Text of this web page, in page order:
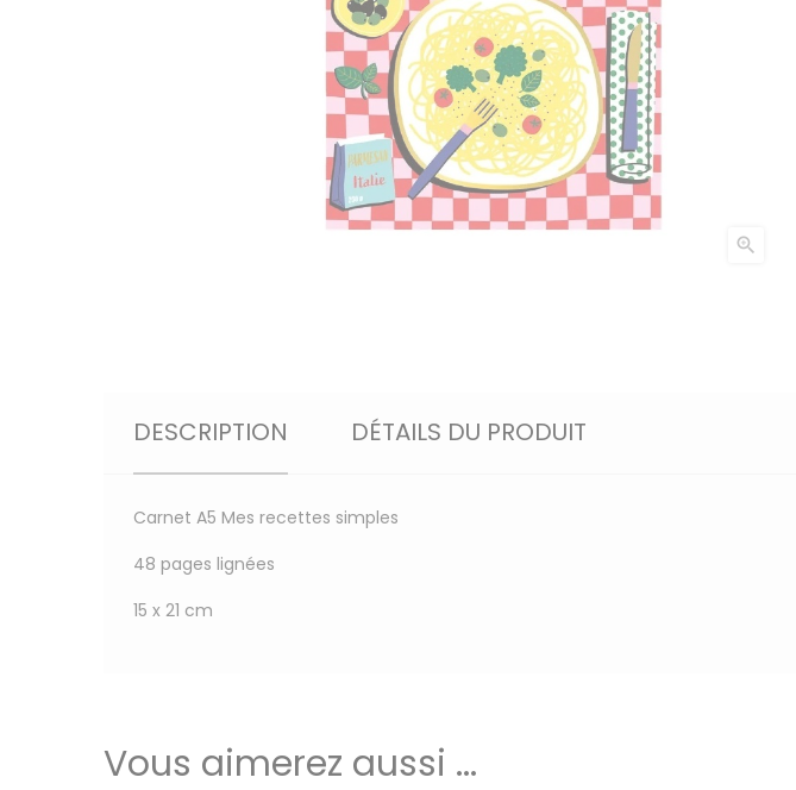

DESCRIPTION DÉTAILS DU PRODUIT
Carnet A5 Mes recettes simples
48 pages lignées
15 x 21 cm
Vous aimerez aussi ...